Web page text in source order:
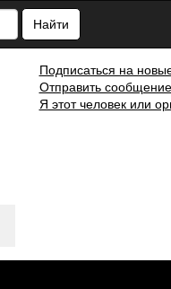
Найти
Подписаться на
Отправить
Я этот человек или